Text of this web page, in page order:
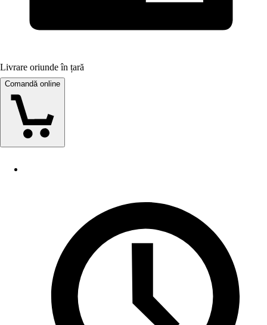
Livrare oriunde în țară
Comandă online